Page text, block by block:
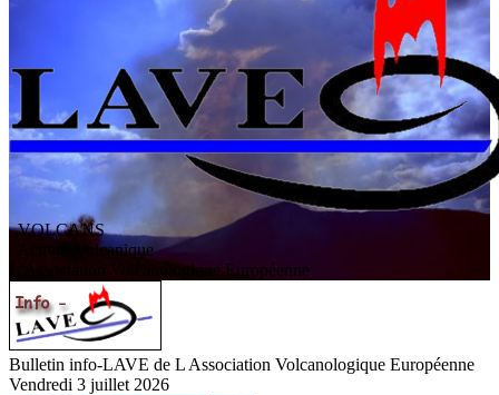
VOLCANS
/ Activité volcanique
ssociation V olcanologiqueEuropéenne
Bulletin info-LAVE de L Association Volcanologique Européenne
Vendredi 3 juillet 2026